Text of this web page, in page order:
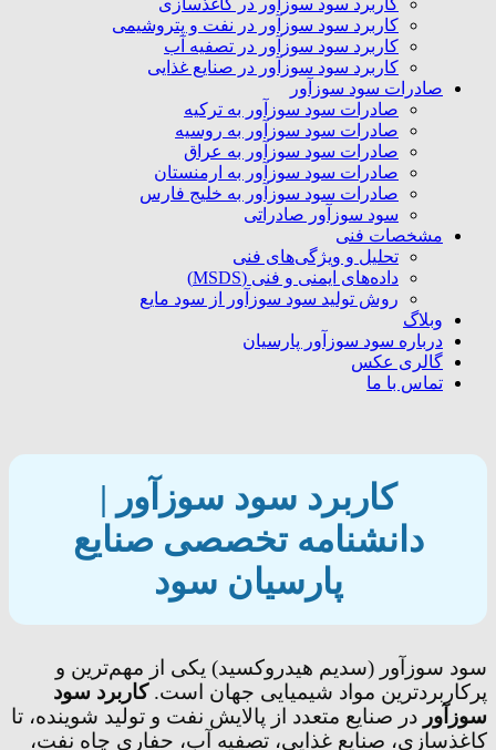
کاربرد سود سوزآور در کاغذسازی
کاربرد سود سوزآور در نفت و پتروشیمی
کاربرد سود سوزآور در تصفیه آب
کاربرد سود سوزآور در صنایع غذایی
صادرات سود سوزآور
صادرات سود سوزآور به ترکیه
صادرات سود سوزآور به روسیه
صادرات سود سوزآور به عراق
صادرات سود سوزآور به ارمنستان
صادرات سود سوزآور به خلیج فارس
سود سوزآور صادراتی
مشخصات فنی
تحلیل و ویژگی‌های فنی
داده‌های ایمنی و فنی (MSDS)
روش تولید سود سوزآور از سود مایع
وبلاگ
درباره سود سوزآور پارسیان
گالری عکس
تماس با ما
کاربرد سود سوزآور |
دانشنامه تخصصی صنایع
پارسیان سود
سود سوزآور (سدیم هیدروکسید) یکی از مهم‌ترین و
پرکاربردترین مواد شیمیایی جهان است.کاربرد سود
سوزآور در صنایع متعدد از پالایش نفت و تولید شوینده، تا
کاغذسازی، صنایع غذایی، تصفیه آب، حفاری چاه نفت،